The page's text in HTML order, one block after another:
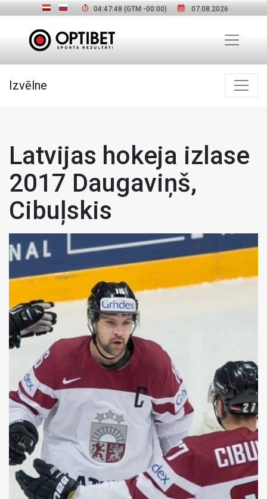
04:47:49 (GTM -00:00) 07.08.2026
Izvēlne
Latvijas hokeja izlase
2017 Daugaviņš,
Cibuļskis